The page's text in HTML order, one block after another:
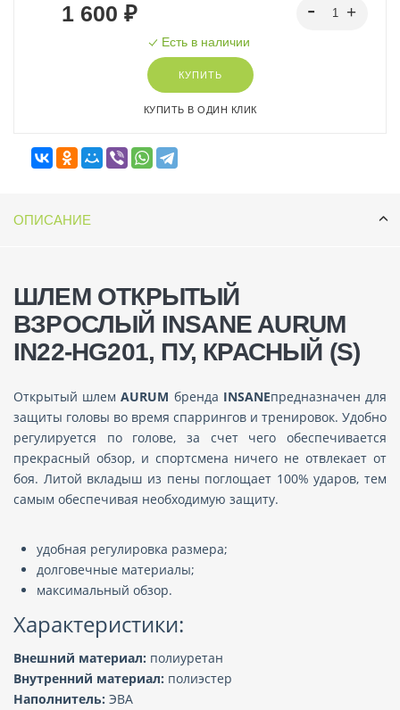
1 600 ₽
Есть в наличии
КУПИТЬ
КУПИТЬ В ОДИН КЛИК
ОПИСАНИЕ
ШЛЕМ ОТКРЫТЫЙ
ВЗРОСЛЫЙ INSANE AURUM
IN22-HG201, ПУ, КРАСНЫЙ (S)
Открытый шлемAURUM бренда INSANEпредназначен для
защиты головы во время спаррингов и тренировок. Удобно
регулируется по голове, за счет чего обеспечивается
прекрасный обзор, и спортсмена ничего не отвлекает от
боя. Литой вкладыш из пены поглощает 100% ударов, тем
самым обеспечивая необходимую защиту.
удобная регулировка размера;
долговечные материалы;
максимальный обзор.
Характеристики:
Внешний материал: полиуретан
Внутренний материал: полиэстер
Наполнитель: ЭВА